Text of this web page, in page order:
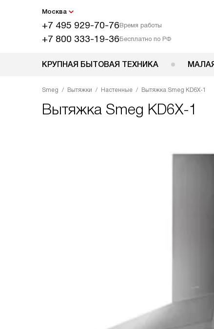
Москва
+7 495 929-70-76Время работы
+7 800 333-19-36Бесплатно по РФ
КРУПНАЯ БЫТОВАЯ ТЕХНИКА
Smeg Вытяжки Настенные Вытяжка Smeg KD6X-1
Вытяжка Smeg KD6X-1